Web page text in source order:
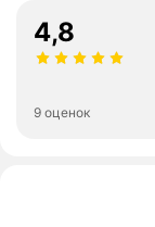
4,8
9 оценок